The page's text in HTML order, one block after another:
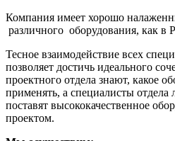
Компания имеет хорошо
различного оборудования, как в
Тесное взаимодействие всех
позволяет достичь идеального
проектного отдела знают, какое
применять, а специалисты отдела
поставят высококачественное
проектом.